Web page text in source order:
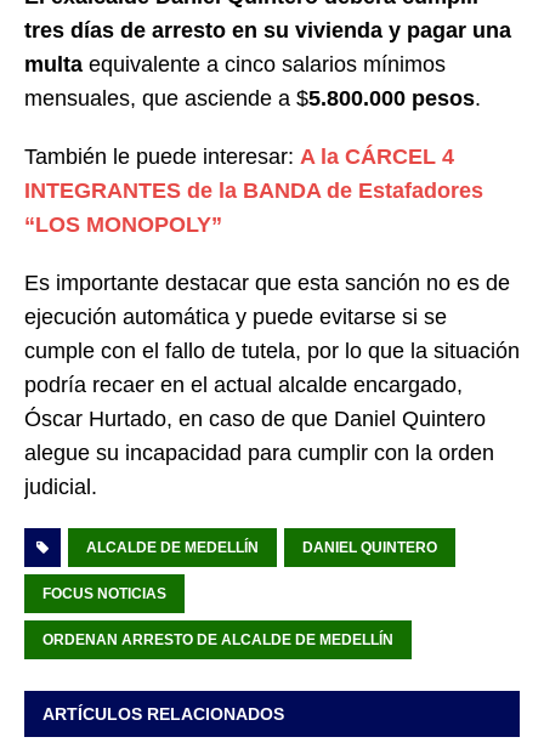
tres días de arresto en su vivienda y pagar una
multa equivalente a cinco salarios mínimos
mensuales, que asciende a $5.800.000 pesos.
También le puede interesar: A la CÁRCEL 4
INTEGRANTES de la BANDA de Estafadores
“LOS MONOPOLY”
Es importante destacar que esta sanción no es de
ejecución automática y puede evitarse si se
cumple con el fallo de tutela, por lo que la situación
podría recaer en el actual alcalde encargado,
Óscar Hurtado, en caso de que Daniel Quintero
alegue su incapacidad para cumplir con la orden
judicial.
ALCALDE DE MEDELLÍN DANIEL QUINTERO
FOCUS NOTICIAS
ORDENAN ARRESTO DE ALCALDE DE MEDELLÍN
ARTÍCULOS RELACIONADOS